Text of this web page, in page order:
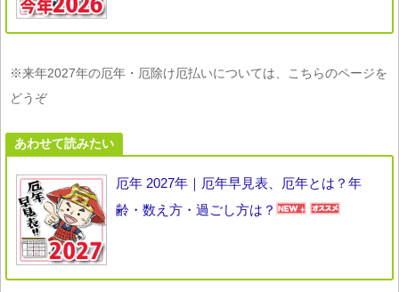
※来年2027年の厄年・厄除け厄払いについては、こちらのページを
どうぞ
あわせて読みたい
厄年 2027年｜厄年早見表、厄年とは？年
齢・数え方・過ごし方は？